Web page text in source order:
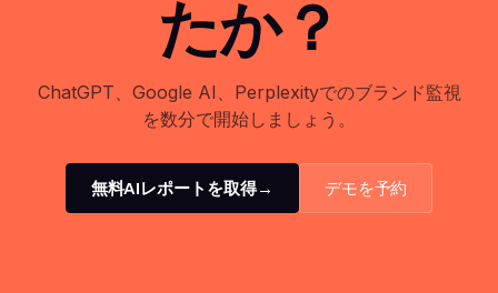
たか？
ChatGPT、Google AI、Perplexityでのブランド監視
を数分で開始しましょう。
無料AIレポートを取得→ デモを予約